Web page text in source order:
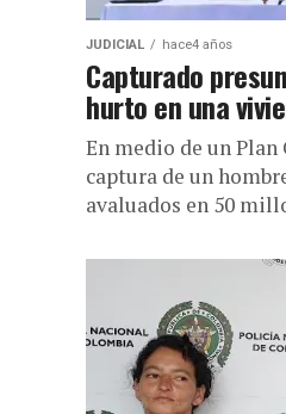
JUDICIAL hace4 años
Capturado
hurto en una
En medio de un Plan
captura de un
avaluados en 50